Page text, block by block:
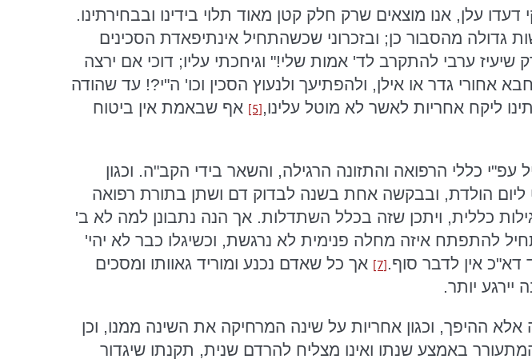
עלן, אנו מוצאים שרק חלק קטן מאוד תלוי בידינו ובבחירתינו.
גדולה מהסבור כן; ובזכרוני שכשהתחיל אינתיפאדת הסכינים
ערבי להתקרב לד' אמות שלי!" וגיחכתי עליו; דוכי אם ירצה
אחורי גדר או אילן, ולהפתיעך ולנעוץ הסכין וכו' ה"י?! עד שהודה
ליקח אחריות לאשר לא מוטל עלינו, [5]
אף שבאמת אין ביטוח
עפ"י כללי הרפואה והתזונה הרגילה, והשאר בידי הקב"ה. וכגון
מז"ט ליום הולדת, ובבקשה אחת בשנה לבדוק דם ושתן בתורת רפואה
כללית, ויתכן שזה בכלל השתדלות. אך הנה נתבונן למה לא ב'
להתפתח איזה מחלה פנימית לא נרגשת, וכשיגלו כבר לא יהי'
דא"כ אין לדבר סוף. [7]
אך כל שאדם נכנע ומוריד גאוותו ומסכים
יותר.
אלא ההיפך, וכגון אחריות על שינה המרחיקה את השינה ממנו, וכן
באמצע שנתו ואינו מצליח להרדם שנית, תקנתו שיגדור